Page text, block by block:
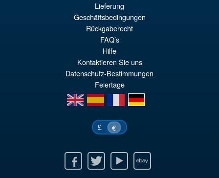
IN DEN WARENKORB
Lieferung
Geschäftsbedingungen
Rückgaberecht
FAQ’s
Hilfe
Kontaktieren Sie uns
Datenschutz-Bestimmungen
Feiertage
en
es fr de
£ €
Twitter Youtube Ebay